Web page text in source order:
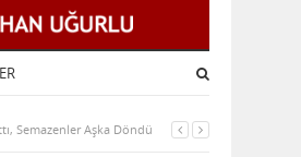
Semazenler Aşka Döndü